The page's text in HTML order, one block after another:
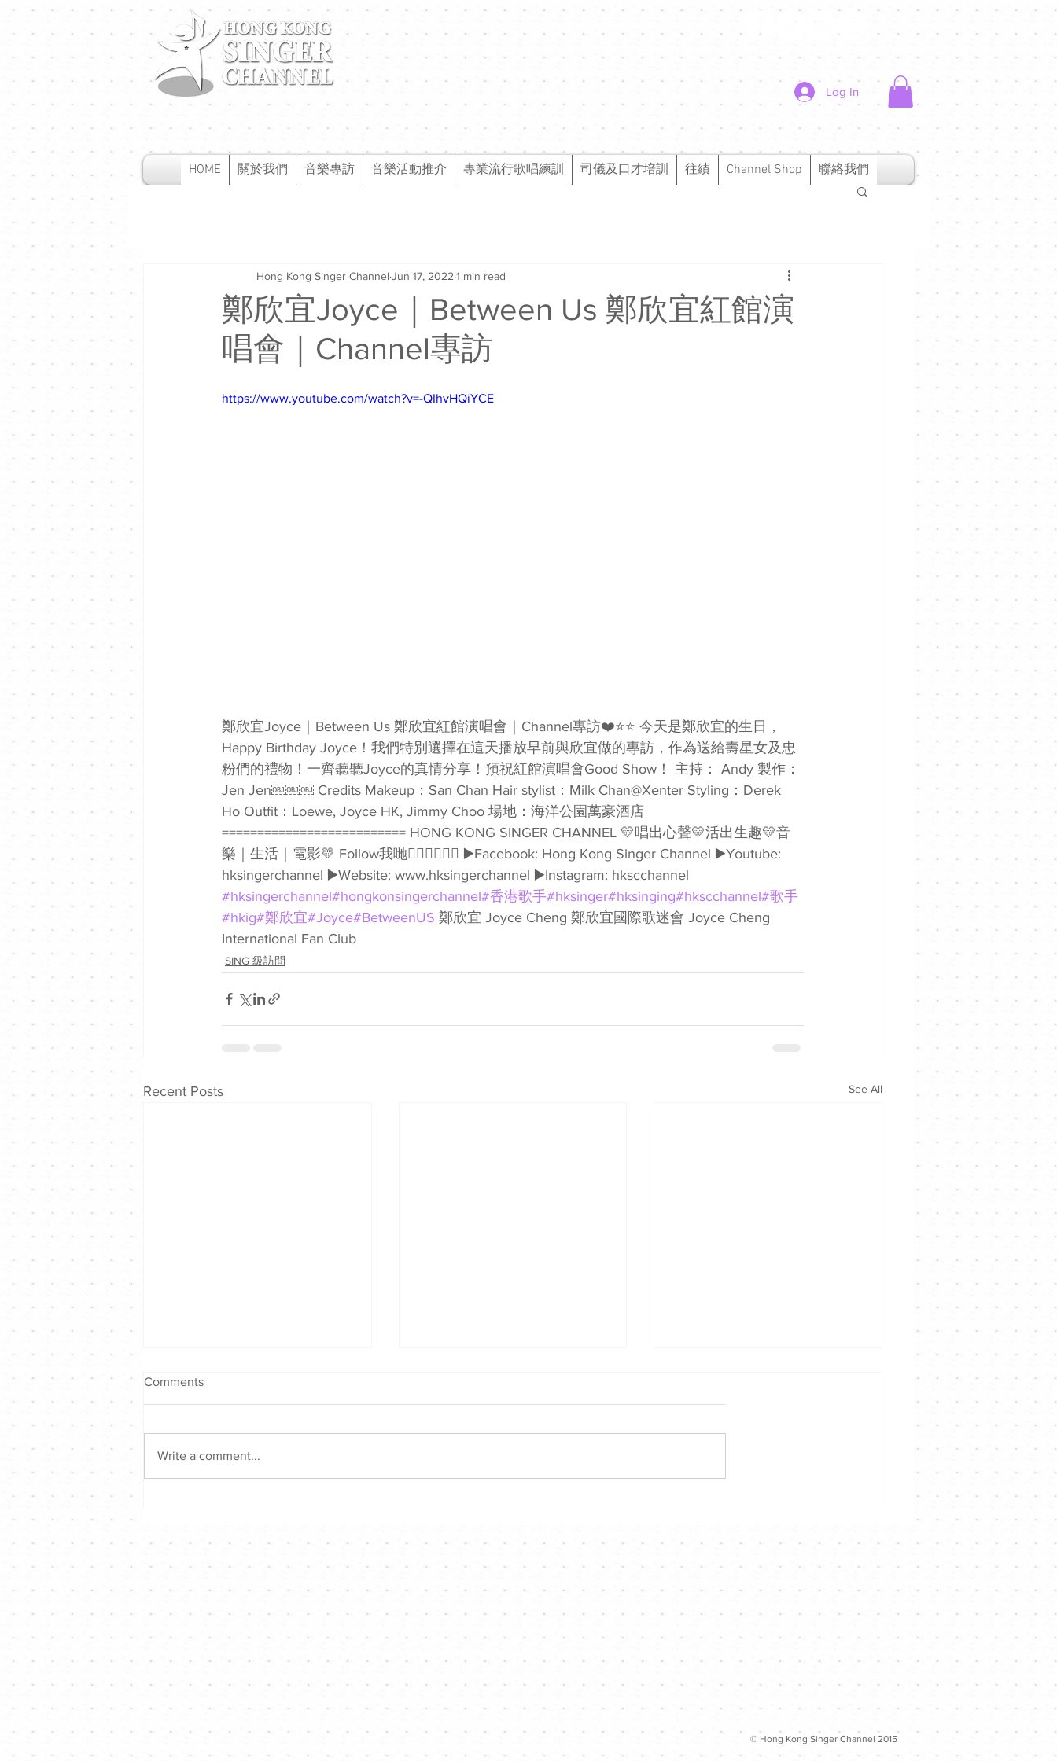
Log In
HOME 關於我們 音樂專訪 音樂活動推介 專業流行歌唱練訓 司儀及口才培訓 往績 Channel Shop 聯絡我們
鄭欣宜Joyce｜Between Us 鄭欣宜紅館演
唱會｜Channel專訪
Hong Kong Singer Channel Jun 17, 2022 1 min read
https://www.youtube.com/watch?v=-QIhvHQiYCE
鄭欣宜Joyce｜Between Us 鄭欣宜紅館演唱會｜Channel專訪❤️⭐️⭐️ 今天是鄭欣宜的生日，
Happy Birthday Joyce！我們特別選擇在這天播放早前與欣宜做的專訪，作為送給壽星女及忠
粉們的禮物！一齊聽聽Joyce的真情分享！預祝紅館演唱會Good Show！ 主持： Andy 製作：
Jen Jen￼￼￼ Credits Makeup：San Chan Hair stylist：Milk Chan@Xenter Styling：Derek
Ho Outfit：Loewe, Joyce HK, Jimmy Choo 場地：海洋公園萬豪酒店
========================== HONG KONG SINGER CHANNEL 💛唱出心聲💛活出生趣💛音
樂｜生活｜電影💛 Follow我哋👇🏻👇🏻🥰🥰 ▶️Facebook: Hong Kong Singer Channel ▶️Youtube:
hksingerchannel ▶️Website: www.hksingerchannel ▶️Instagram: hkscchannel
#hksingerchannel#hongkonsingerchannel#香港歌手#hksinger#hksinging#hkscchannel#歌手
#hkig#鄭欣宜#Joyce#BetweenUS 鄭欣宜 Joyce Cheng 鄭欣宜國際歌迷會 Joyce Cheng
International Fan Club
SING 級訪問
Recent Posts See All
《Channel專訪》
Comments
Write a comment...
© Hong Kong Singer Channel 2015